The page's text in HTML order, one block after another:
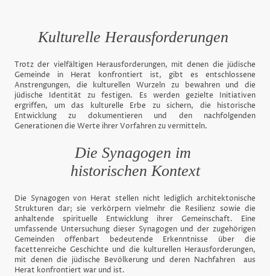
Kulturelle Herausforderungen
Trotz der vielfältigen Herausforderungen, mit denen die jüdische
Gemeinde in Herat konfrontiert ist, gibt es entschlossene
Anstrengungen, die kulturellen Wurzeln zu bewahren und die
jüdische Identität zu festigen. Es werden gezielte Initiativen
ergriffen, um das kulturelle Erbe zu sichern, die historische
Entwicklung zu dokumentieren und den nachfolgenden
Generationen die Werte ihrer Vorfahren zu vermitteln.
Die Synagogen im
historischen Kontext
Die Synagogen von Herat stellen nicht lediglich architektonische
Strukturen dar; sie verkörpern vielmehr die Resilienz sowie die
anhaltende spirituelle Entwicklung ihrer Gemeinschaft. Eine
umfassende Untersuchung dieser Synagogen und der zugehörigen
Gemeinden offenbart bedeutende Erkenntnisse über die
facettenreiche Geschichte und die kulturellen Herausforderungen,
mit denen die jüdische Bevölkerung und deren Nachfahren aus
Herat konfrontiert war und ist.